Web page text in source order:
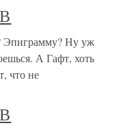
Ну уж
А Гафт, хоть
что не